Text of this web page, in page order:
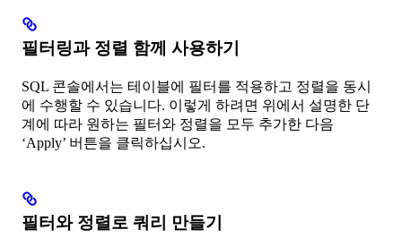
필터링과 정렬 함께 사용하기
SQL 콘솔에서는 테이블에 필터를 적용하고 정렬을 동시
에 수행할 수 있습니다. 이렇게 하려면 위에서 설명한 단
계에 따라 원하는 필터와 정렬을 모두 추가한 다음
‘Apply’ 버튼을 클릭하십시오.
필터와 정렬로 쿼리 만들기